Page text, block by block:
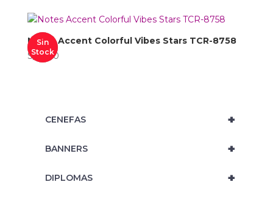
Sin
Stock
Notes Accent Colorful Vibes Stars TCR-8758
S/45.00
+
‎ CENEFAS
+
‎ BANNERS
+
‎ DIPLOMAS